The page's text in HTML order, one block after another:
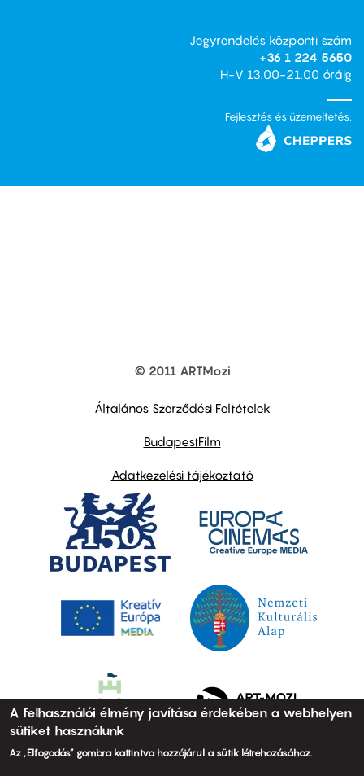
Jegyrendelés központi szám
+36 1 224 5650
H-V 13.00-21.00 óráig
Fejlesztés és üzemeltetés:
© 2011 ARTMozi
Általános Szerződési Feltételek
BudapestFilm
Adatkezelési tájékoztató
A felhasználói élmény javítása érdekében a webhelyen
sütiket használunk
Az „Elfogadás” gombra kattintva hozzájárul a sütik létrehozásához.